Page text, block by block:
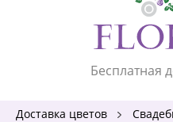
Бесплатная
Доставка цветов